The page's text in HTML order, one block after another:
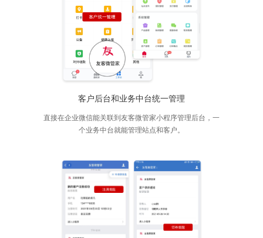
客户后台和业务中台统一管理
直接在企业微信能关联到友客微管家小程序管理后台，一
个业务中台就能管理站点和客户。